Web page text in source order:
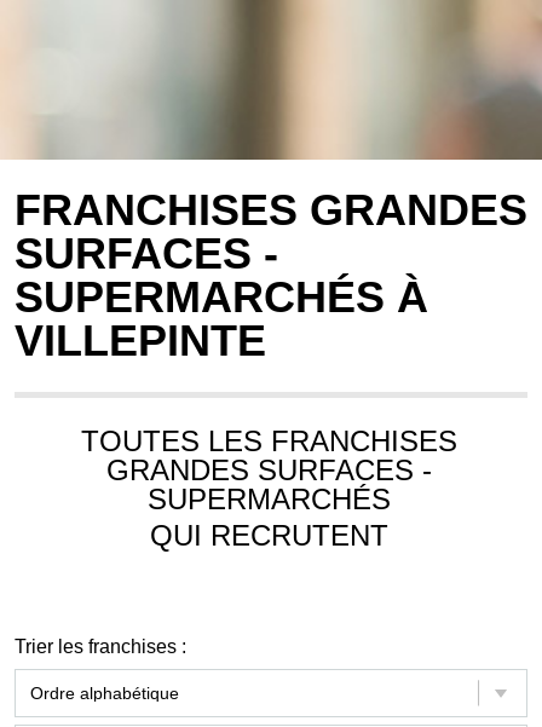
FRANCHISES GRANDES
SURFACES -
SUPERMARCHÉS À
VILLEPINTE
TOUTES LES FRANCHISES
GRANDES SURFACES -
SUPERMARCHÉS
QUI RECRUTENT
Trier les franchises :